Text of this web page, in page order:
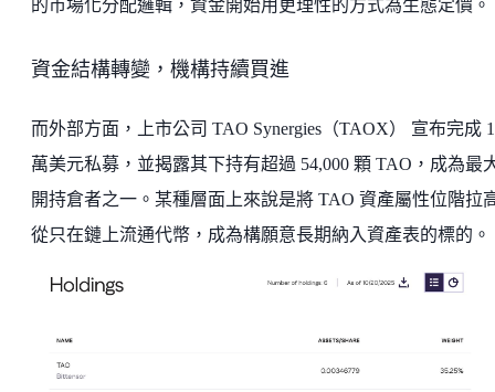
的市場化分配邏輯，資金開始用更理性的方式為生態定價。
資金結構轉變，機構持續買進
而外部方面，上市公司 TAO Synergies（TAOX） 宣布完成
萬美元私募，並揭露其下持有超過 54,000 顆 TAO，成為最
開持倉者之一。某種層面上來說是將 TAO 資產屬性位階拉
從只在鏈上流通代幣，成為構願意長期納入資產表的標的。